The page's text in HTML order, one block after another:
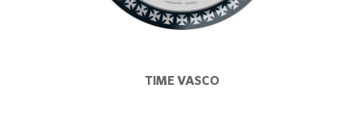
TIME VASCO